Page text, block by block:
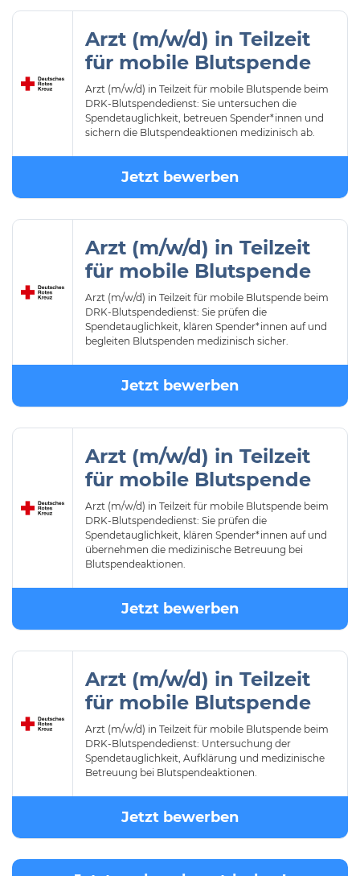
Arzt (m/w/d) in Teilzeit
für mobile Blutspende
Arzt (m/w/d) in Teilzeit für mobile Blutspende beim
DRK-Blutspendedienst: Sie untersuchen die
Spendetauglichkeit, betreuen Spender*innen und
sichern die Blutspendeaktionen medizinisch ab.
Jetzt bewerben
Arzt (m/w/d) in Teilzeit
für mobile Blutspende
Arzt (m/w/d) in Teilzeit für mobile Blutspende beim
DRK-Blutspendedienst: Sie prüfen die
Spendetauglichkeit, klären Spender*innen auf und
begleiten Blutspenden medizinisch sicher.
Jetzt bewerben
Arzt (m/w/d) in Teilzeit
für mobile Blutspende
Arzt (m/w/d) in Teilzeit für mobile Blutspende beim
DRK-Blutspendedienst: Sie prüfen die
Spendetauglichkeit, klären Spender*innen auf und
übernehmen die medizinische Betreuung bei
Blutspendeaktionen.
Jetzt bewerben
Arzt (m/w/d) in Teilzeit
für mobile Blutspende
Arzt (m/w/d) in Teilzeit für mobile Blutspende beim
DRK-Blutspendedienst: Untersuchung der
Spendetauglichkeit, Aufklärung und medizinische
Betreuung bei Blutspendeaktionen.
Jetzt bewerben